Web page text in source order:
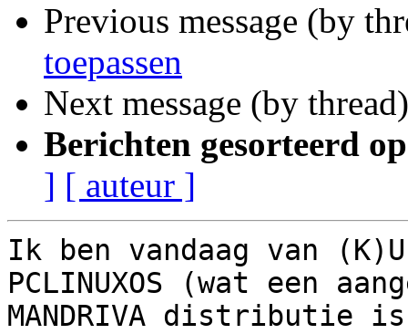
Previous message (by
toepassen
Next message (by
Berichten gesorteerd
] [ auteur ]
Ik ben vandaag van
PCLINUXOS (wat een
MANDRIVA distributie